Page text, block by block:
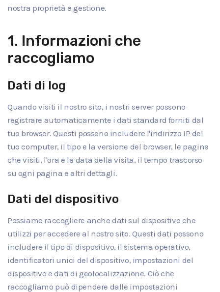
nostra proprietà e gestione.
1. Informazioni che
raccogliamo
Dati di log
Quando visiti il nostro sito, i nostri server possono
registrare automaticamente i dati standard forniti dal
tuo browser. Questi possono includere l'indirizzo IP del
tuo computer, il tipo e la versione del browser, le pagine
che visiti, l'ora e la data della visita, il tempo trascorso
su ogni pagina e altri dettagli.
Dati del dispositivo
Possiamo raccogliere anche dati sul dispositivo che
utilizzi per accedere al nostro sito. Questi dati possono
includere il tipo di dispositivo, il sistema operativo,
identificatori unici del dispositivo, impostazioni del
dispositivo e dati di geolocalizzazione. Ciò che
raccogliamo può dipendere dalle impostazioni